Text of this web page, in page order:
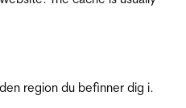
region du befinner dig i.